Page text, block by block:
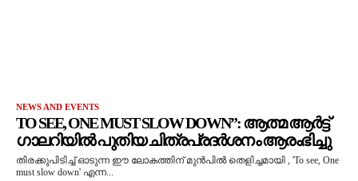
NEWS AND EVENTS
TO SEE, ONE MUST SLOW DOWN”: ആത്മ ആർട്ട്
ഗാലറിയിൽ പുതിയ ചിത്രപ്രദർശനം ആരംഭിച്ചു
തിരക്കുപിടിച്ച് ഓടുന്ന ഈ ലോകത്തിന് മുൻപിൽ തെളിച്ചമായി , 'To see, One
must slow down' എന്ന...